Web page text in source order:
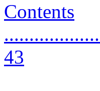
Contents
43